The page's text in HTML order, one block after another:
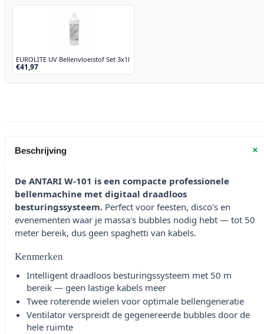
EUROLITE UV Bellenvloeistof Set 3x1l
€41,97
Beschrijving +
De ANTARI W-101 is een compacte professionele
bellenmachine met digitaal draadloos
besturingssysteem. Perfect voor feesten, disco's en
evenementen waar je massa's bubbles nodig hebt — tot 50
meter bereik, dus geen spaghetti van kabels.
Kenmerken
Intelligent draadloos besturingssysteem met 50 m
bereik — geen lastige kabels meer
Twee roterende wielen voor optimale bellengeneratie
Ventilator verspreidt de gegenereerde bubbles door de
hele ruimte